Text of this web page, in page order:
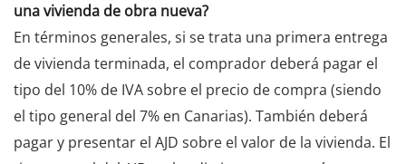
una vivienda de obra nueva?
En términos generales, si se trata una primera entrega
de vivienda terminada, el comprador deberá pagar el
tipo del 10% de IVA sobre el precio de compra (siendo
el tipo general del 7% en Canarias). También deberá
pagar y presentar el AJD sobre el valor de la vivienda. El